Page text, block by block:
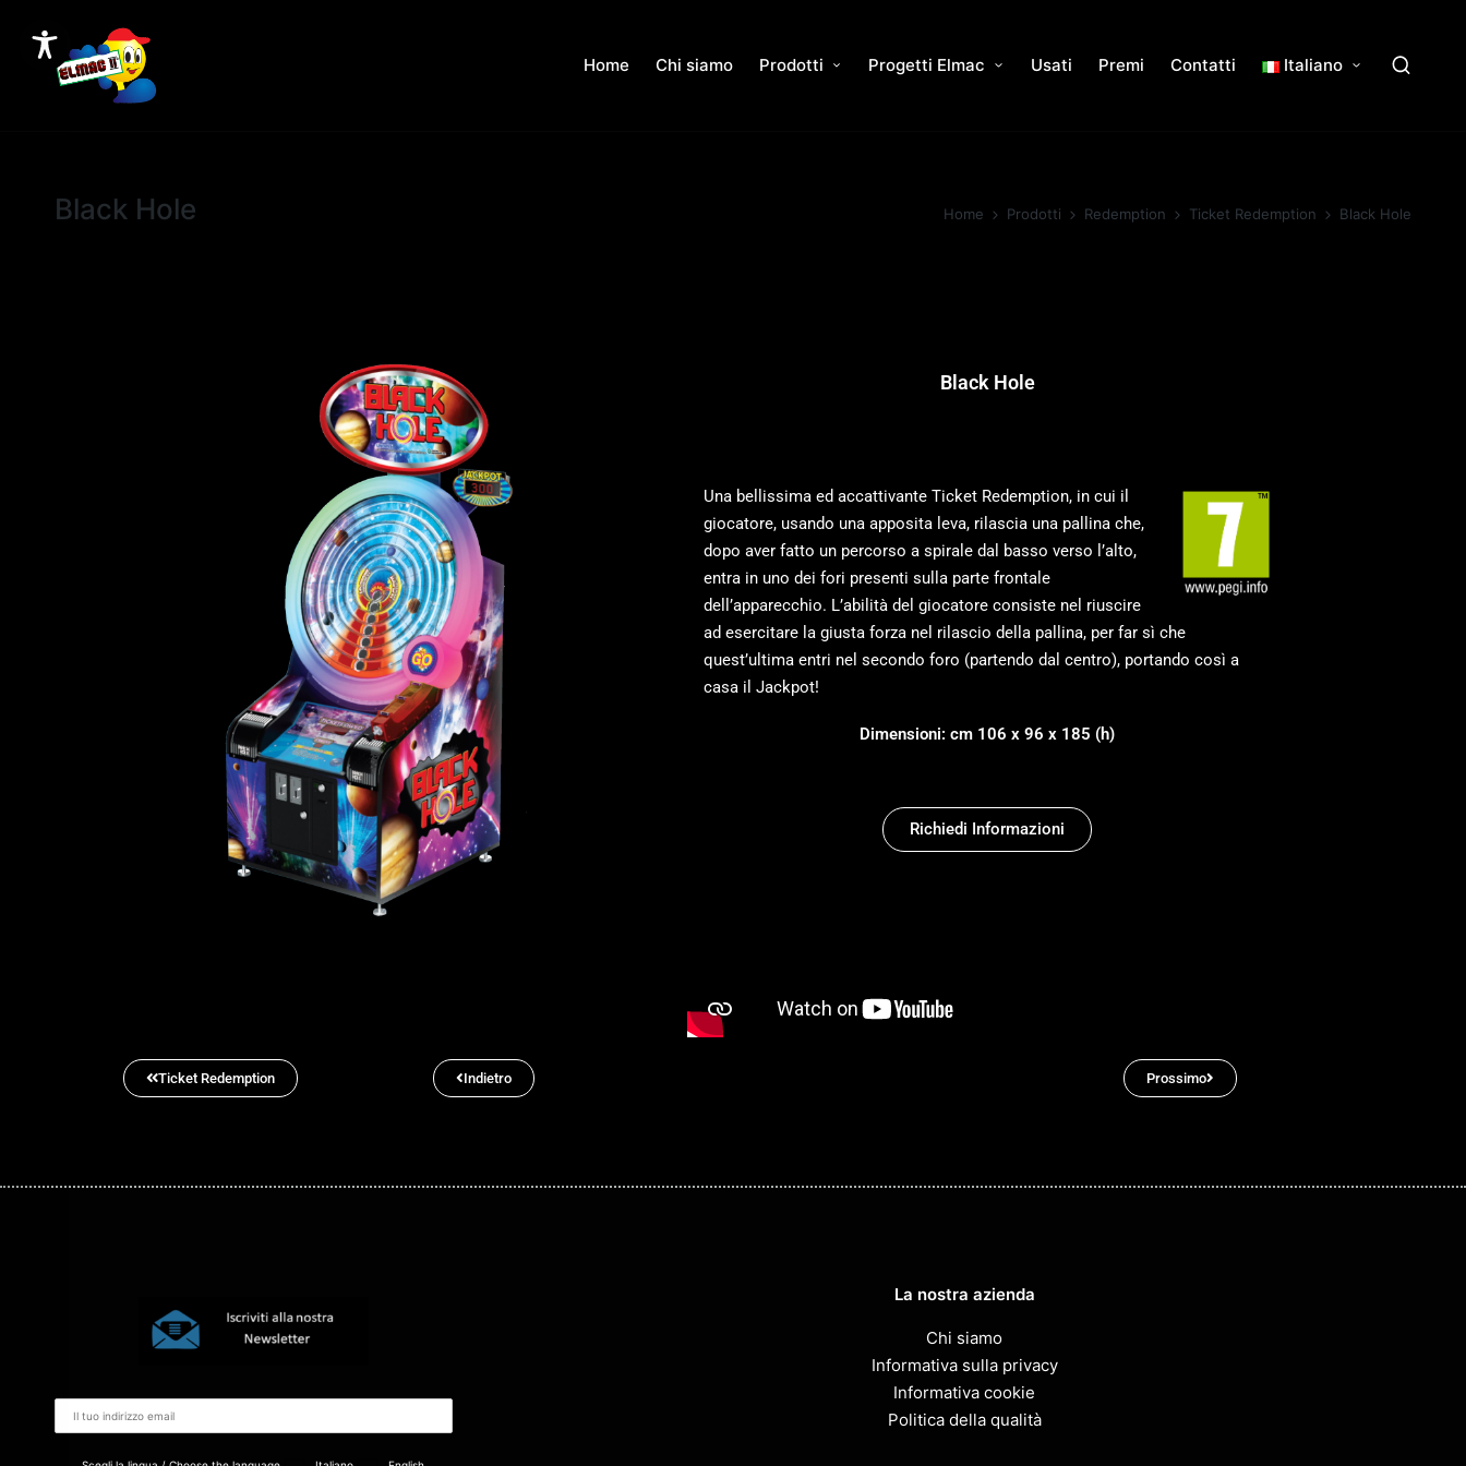
Home Chi siamo Prodotti Progetti Elmac Usati Premi Contatti Italiano
Black Hole Home Prodotti Redemption Ticket Redemption Black Hole
Black Hole
Una bellissima ed accattivante Ticket Redemption, in cui il
giocatore, usando una apposita leva, rilascia una pallina che,
dopo aver fatto un percorso a spirale dal basso verso l’alto,
entra in uno dei fori presenti sulla parte frontale
dell’apparecchio. L’abilità del giocatore consiste nel riuscire
ad esercitare la giusta forza nel rilascio della pallina, per far sì che
quest’ultima entri nel secondo foro (partendo dal centro), portando così a
casa il Jackpot!
Dimensioni: cm 106 x 96 x 185 (h)
Richiedi Informazioni
Ticket Redemption Indietro Prossimo
La nostra azienda
Chi siamo
Informativa sulla privacy
Informativa cookie
Politica della qualità